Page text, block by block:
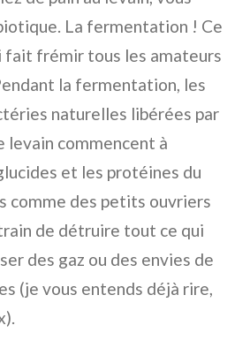
La fermentation ! Ce
frémir tous les amateurs
la fermentation, les
naturelles libérées par
levain commencent à
et les protéines du
comme des petits ouvriers
de détruire tout ce qui
des gaz ou des envies de
(je vous entends déjà rire,